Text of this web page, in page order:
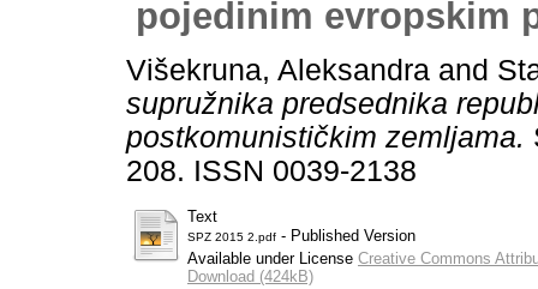
pojedinim evropskim
Višekruna, Aleksandra and
supružnika predsednika
postkomunističkim zemljama.
208. ISSN 0039-2138
Text
SPZ 2015 2.pdf - Published Version
Available under License Creative Commons
Download (424kB)